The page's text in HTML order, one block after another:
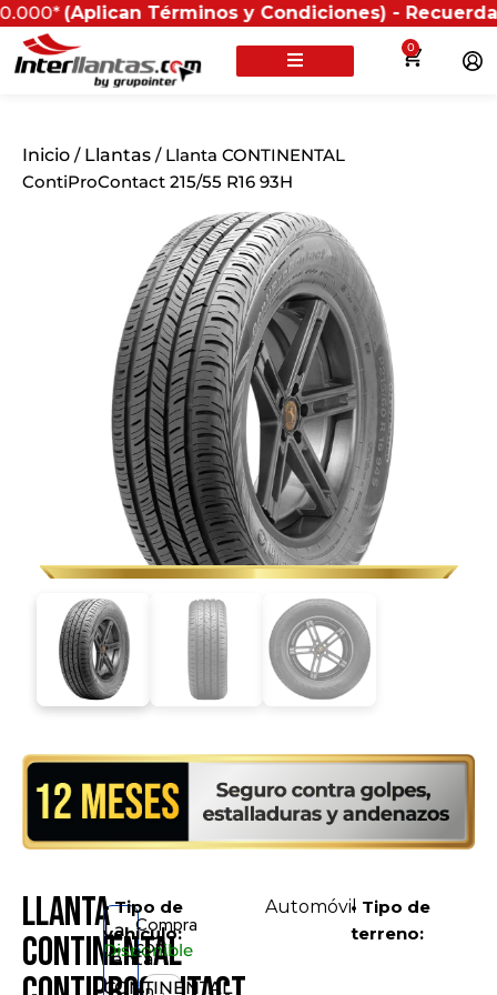
Términos y Condiciones) - Recuerda que si
0
Inicio / Llantas / Llanta CONTINENTAL
ContiProContact 215/55 R16 93H
Llanta
CONTINENTAL
Disponible
Compra
con
La
llanta
CONTINENTAL
• Tipo de
vehículo:
Automóvil• Tipo de
terreno: